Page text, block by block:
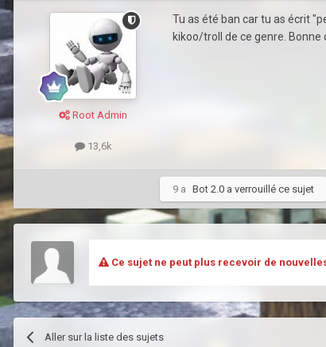
Root Admin
13,6k
Tu as été ban car tu as écrit
kikoo/troll de ce genre. Bonne
9 a Bot 2.0 a verrouillé ce sujet
Ce sujet ne peut plus recevoir de
Aller sur la liste des sujets